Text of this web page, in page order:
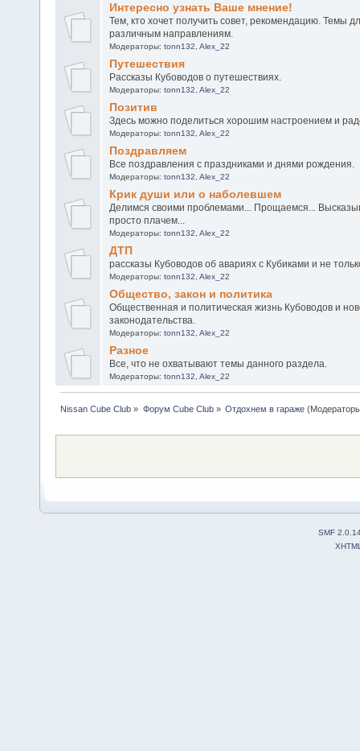
Интересно узнать Ваше мнение!
Тем, кто хочет получить совет, рекомендацию. Темы
различным направлениям.
Модераторы: tonn132 Alex_22
Путешествия
Рассказы Кубоводов о путешествиях.
Модераторы: tonn132 Alex_22
Позитив
Здесь можно поделиться хорошим настроением и
Модераторы: tonn132 Alex_22
Поздравляем
Все поздравления с праздниками и днями рождения.
Модераторы: tonn132 Alex_22
Крик души или о наболевшем
Делимся своими проблемами... Прощаемся...
просто плачем...
Модераторы: tonn132 Alex_22
ДТП
рассказы Кубоводов об авариях с Кубиками и не
Модераторы: tonn132 Alex_22
Общество, закон и политика
Общественная и политическая жизнь Кубоводов и
законодательства.
Модераторы: tonn132 Alex_22
Разное
Все, что не охватывают темы данного раздела.
Модераторы: tonn132 Alex_22
Nissan Cube Club » Форум Cube Club» Отдохнем в гараже
SMF